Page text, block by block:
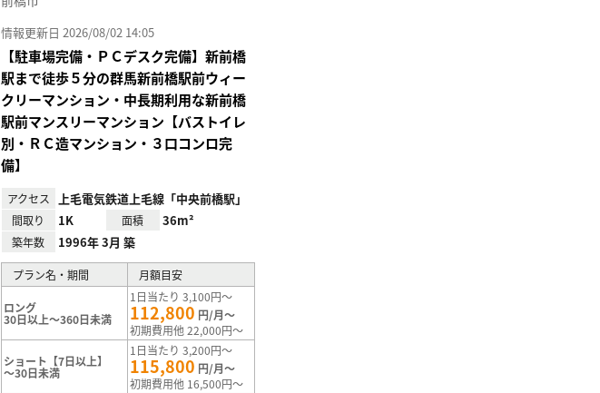
情報更新日 2026/08/02 14:05
【駐車場完備・ＰＣデスク完備】新前橋
駅まで徒歩５分の群馬新前橋駅前ウィー
クリーマンション・中長期利用な新前橋
駅前マンスリーマンション【バストイレ
別・ＲＣ造マンション・３口コンロ完
備】
アクセス 上毛電気鉄道上毛線「中央前橋駅」
間取り 1K 面積 36m²
築年数 1996年 3月 築
プラン名・期間 月額目安
ロング
30日以上～360日未満
1日当たり 3,100円～
112,800 円/月～
初期費用他 22,000円～
ショート【7日以上】
～30日未満
1日当たり 3,200円～
115,800 円/月～
初期費用他 16,500円～